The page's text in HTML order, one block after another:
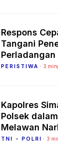
Respons
Tangani
Perladangan
PERISTIWA 3
Kapolres
Polsek
Melawan
TNI-Polri
TNI - POLRI 3